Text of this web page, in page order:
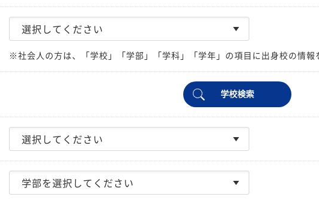
※社会人の方は、「学校」「学部」「学科」「学年」の項目に出身校の情報
学校検索